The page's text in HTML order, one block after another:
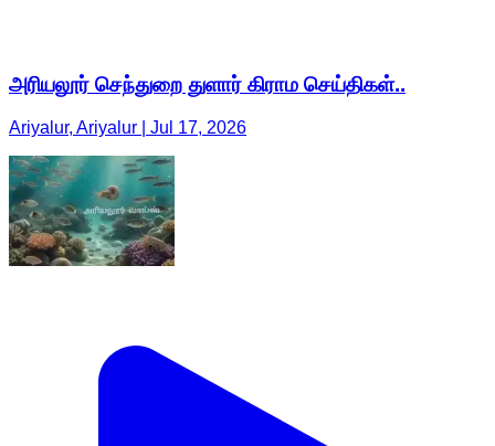
அரியலூர் செந்துறை துளார் கிராம செய்திகள்..
Ariyalur, Ariyalur | Jul 17, 2026